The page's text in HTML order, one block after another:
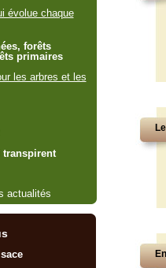
évolue chaque
forêts
primaires
les arbres et les
transpirent
actualités